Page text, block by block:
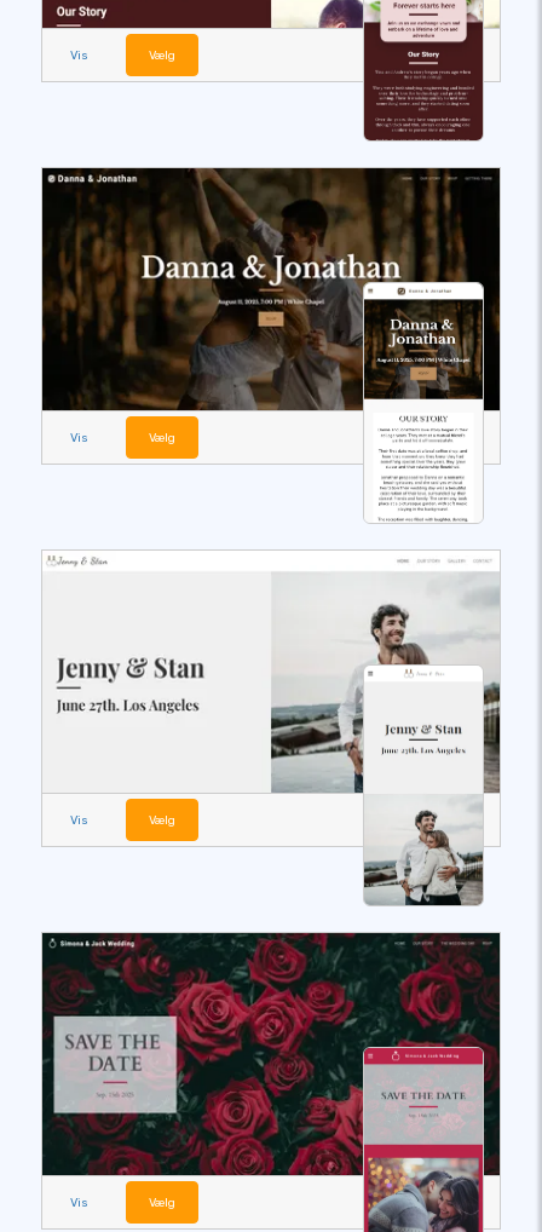
Vis Vælg
Vis Vælg
Vis Vælg
Vis Vælg